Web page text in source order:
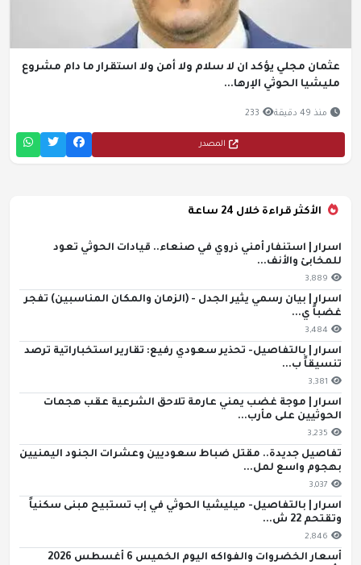
عثمان مجلي يؤكد ان لا سلام ولا أمن ولا استقرار ما دام مشروع
مليشيا الحوثي الإرها...
منذ 49 دقيقة 233
المصدر
الأكثر قراءة خلال 24 ساعة
اسرار | استنفار أمني ذروي في صنعاء.. قيادات الحوثي تعود
للمخابئ والأنف...
3,889
اسرار | بيان رسمي يثير الجدل - (الزمان والمكان المناسبين) تفجر
غضباً ي...
3,484
اسرار | بالتفاصيل- تحذير سعودي رفيع: تقارير استخباراتية ترصد
تنسيقاً ب...
3,381
اسرار | موجة غضب يمني عارمة تلاحق الشرعية عقب هجمات
الحوثيين على مأرب...
3,235
تفاصيل جديدة.. مقتل ضباط سعوديين وعشرات الجنود اليمنيين
بهجوم واسع لمل...
3,037
اسرار | بالتفاصيل- ميليشيا الحوثي في إب تستبيح مبنى سكنياً
وتقتحم 22 ش...
2,846
أسعار الخضروات والفواكه اليوم الخميس 6 أغسطس 2026